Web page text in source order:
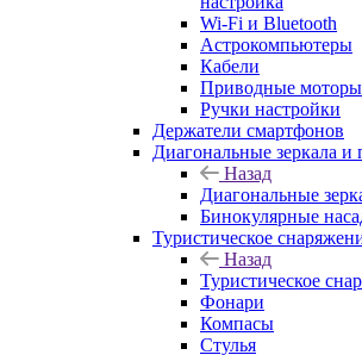
Wi-Fi и Bluetooth
Астрокомпьютеры
Кабели
Приводные моторы
Ручки настройки
Держатели смартфонов
Диагональные зеркала и
Назад
Диагональные
Бинокулярные
Туристическое
Назад
Туристическое
Фонари
Компасы
Стулья